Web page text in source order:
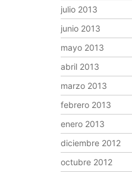
julio 2013
junio 2013
mayo 2013
abril 2013
marzo 2013
febrero 2013
enero 2013
diciembre 2012
octubre 2012